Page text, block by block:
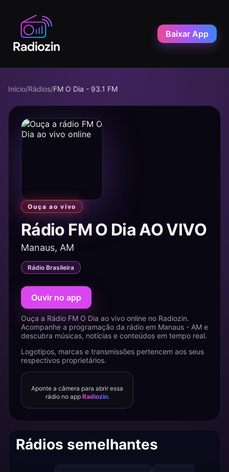
Baixar App
Início/Rádios/FM O Dia - 93.1 FM
Ouça ao vivo
Rádio FM O Dia AO VIVO
Manaus, AM
Rádio Brasileira
Ouvir no app
Ouça a Rádio FM O Dia ao vivo online no Radiozin.
Acompanhe a programação da rádio em Manaus - AM e
descubra músicas, notícias e conteúdos em tempo real.
Logotipos, marcas e transmissões pertencem aos seus
respectivos proprietários.
Aponte a câmera para abrir essa
rádio no app Radiozin.
Rádios semelhantes